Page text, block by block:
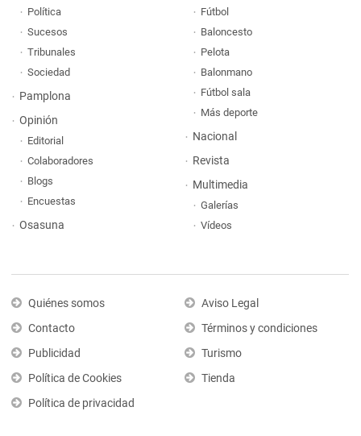
Política
Sucesos
Tribunales
Sociedad
Pamplona
Opinión
Editorial
Colaboradores
Blogs
Encuestas
Osasuna
Fútbol
Baloncesto
Pelota
Balonmano
Fútbol sala
Más deporte
Nacional
Revista
Multimedia
Galerías
Vídeos
Quiénes somos
Contacto
Publicidad
Política de Cookies
Política de privacidad
Aviso Legal
Términos y condiciones
Turismo
Tienda